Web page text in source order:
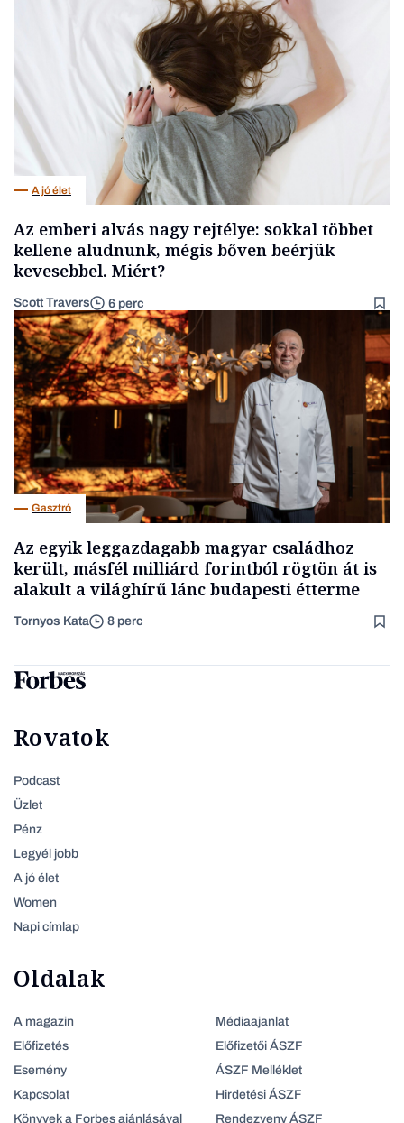
A jó élet
Az emberi alvás nagy rejtélye: sokkal többet
kellene aludnunk, mégis bőven beérjük
kevesebbel. Miért?
Scott Travers 6 perc
Gasztró
Az egyik leggazdagabb magyar családhoz
került, másfél milliárd forintból rögtön át is
alakult a világhírű lánc budapesti étterme
Tornyos Kata 8 perc
Rovatok
Podcast
Üzlet
Pénz
Legyél jobb
A jó élet
Women
Napi címlap
Oldalak
A magazin
Előfizetés
Esemény
Kapcsolat
Könyvek a Forbes ajánlásával
Médiaajanlat
Előfizetői ÁSZF
ÁSZF Melléklet
Hirdetési ÁSZF
Rendezveny ÁSZF